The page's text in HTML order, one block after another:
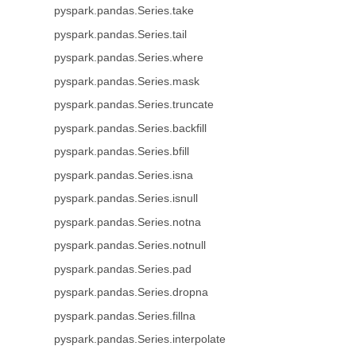
pyspark.pandas.Series.take
pyspark.pandas.Series.tail
pyspark.pandas.Series.where
pyspark.pandas.Series.mask
pyspark.pandas.Series.truncate
pyspark.pandas.Series.backfill
pyspark.pandas.Series.bfill
pyspark.pandas.Series.isna
pyspark.pandas.Series.isnull
pyspark.pandas.Series.notna
pyspark.pandas.Series.notnull
pyspark.pandas.Series.pad
pyspark.pandas.Series.dropna
pyspark.pandas.Series.fillna
pyspark.pandas.Series.interpolate